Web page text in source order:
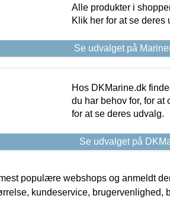
Alle produkter i
Klik her for at se deres
Se udvalget på
Hos DKMarine.dk
du har behov for, for at
for at se deres udvalg.
Se udvalget på
populære webshops og anmeldt
kundeservice, brugervenlighed,